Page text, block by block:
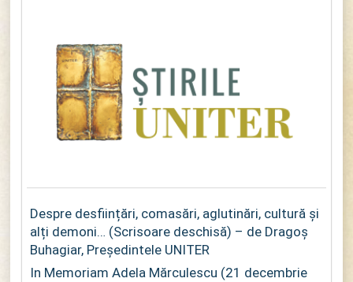
Despre desființări, comasări, aglutinări, cultură și
alți demoni… (Scrisoare deschisă) – de Dragoș
Buhagiar, Președintele UNITER
In Memoriam Adela Mărculescu (21 decembrie